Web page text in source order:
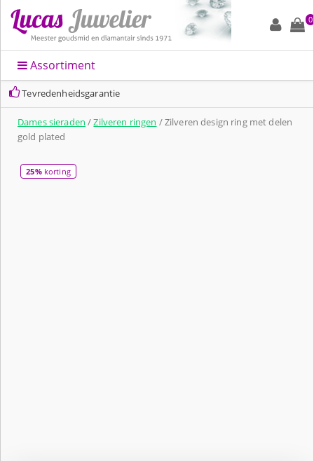
0
Assortiment
Tevredenheidsgarantie
Dames sieraden /Zilveren ringen / Zilveren design ring met delen
gold plated
25%korting